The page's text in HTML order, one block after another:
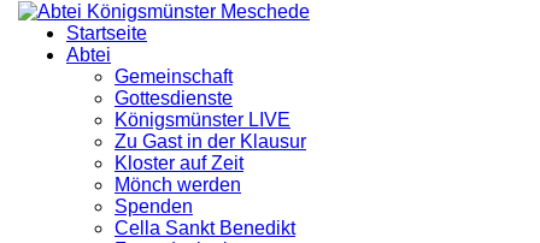
Startseite
Abtei
Gemeinschaft
Gottesdienste
Königsmünster LIVE
Zu Gast in der Klausur
Kloster auf Zeit
Mönch werden
Spenden
Cella Sankt Benedikt